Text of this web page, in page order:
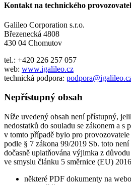
Kontakt na technického
Galileo Corporation s.r.o.
Březenecká 4808
430 04 Chomutov
tel.: +420 226 257 057
web: www.igalileo.cz
technická podpora:
Nepřístupný obsah
Níže uvedený obsah není přístupný,
nedostatků do souladu se zákonem a s
v tomto případě bylo pro
podle § 7 zákona 99/2019 Sb. toto
dočasně uplatňována výjimka z důvodu
ve smyslu článku 5 směrnice (EU)
některé PDF dokumenty na